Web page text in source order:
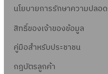
นโยบายการรักษาความปลอ
สิทธิ์ของเจ้าของข้อมูล
คู่มือสำหรับประชาชน
กฎบัตรลูกค้า